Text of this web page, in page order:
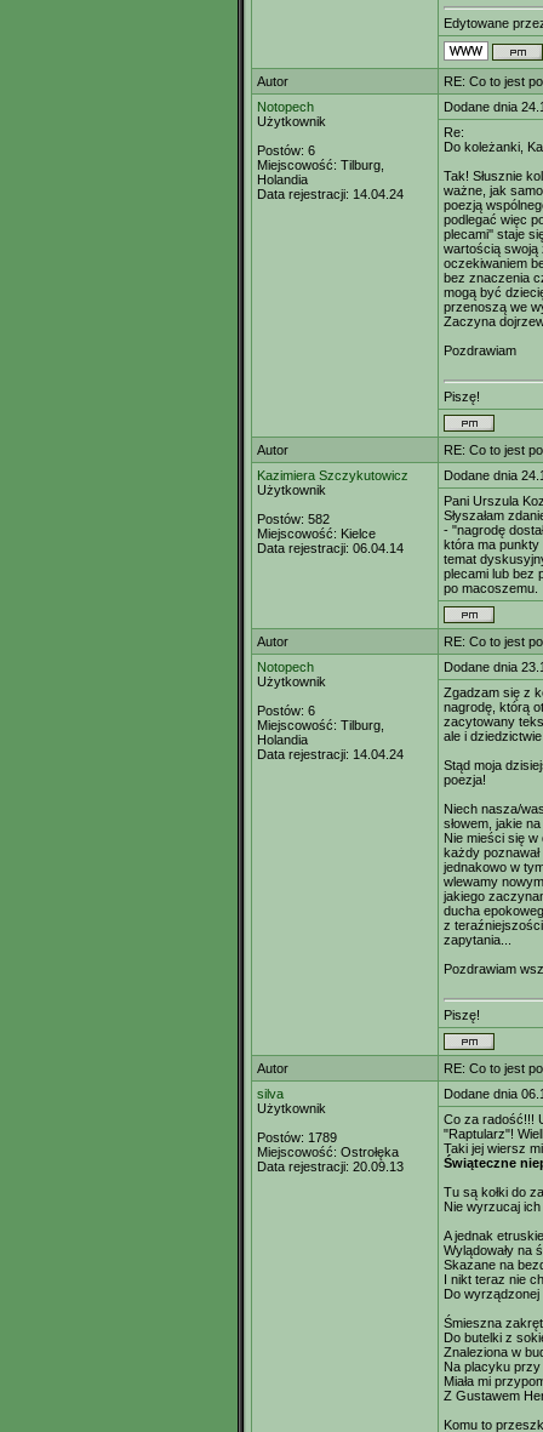
Edytowane
Autor
RE: Co to jest
Notopech
Użytkownik
Postów: 6
Miejscowość: Tilburg,
Holandia
Data rejestracji: 14.04.24
Dodane dnia
Re:
Do koleżanki,
Tak! Słusznie
ważne, jak
poezją
podlegać więc
plecami'' staje
wartością swoją
oczekiwaniem
bez znaczenia
mogą być
przenoszą we
Zaczyna
Pozdrawiam
Piszę!
Autor
RE: Co to jest
Kazimiera Szczykutowicz
Użytkownik
Postów: 582
Miejscowość: Kielce
Data rejestracji: 06.04.14
Dodane dnia
Pani Urszula
Słyszałam
- "nagrodę
która ma punkty
temat
plecami lub bez
po macoszemu.
Autor
RE: Co to jest
Notopech
Użytkownik
Postów: 6
Miejscowość: Tilburg,
Holandia
Data rejestracji: 14.04.24
Dodane dnia
Zgadzam się z
nagrodę, którą
zacytowany
ale i
Stąd moja
poezja!
Niech nasza/
słowem, jakie
Nie mieści się
każdy
jednakowo w
wlewamy
jakiego
ducha
z
zapytania...
Pozdrawiam
Piszę!
Autor
RE: Co to jest
silva
Użytkownik
Postów: 1789
Miejscowość: Ostrołęka
Data rejestracji: 20.09.13
Dodane dnia
Co za radość!!!
"Raptularz"!
Taki jej wiersz
Świąteczne
Tu są kołki do
Nie wyrzucaj
A jednak
Wylądowały na
Skazane na
I nikt teraz nie
Do
Śmieszna
Do butelki z
Znaleziona w
Na placyku przy
Miała mi
Z Gustawem
Komu to